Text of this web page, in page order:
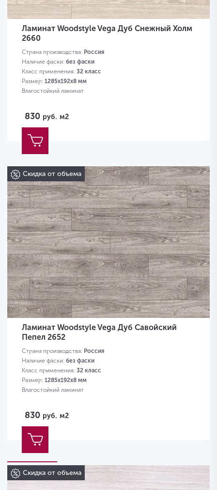
Ламинат Woodstyle Vega Дуб Снежный Холм
2660
Страна производства: Россия
Наличие фаски: без фаски
Класс применения: 32 класс
Размер: 1285х192х8 мм
Влагостойкий ламинат
830 руб. м2
Скидка от объема
Ламинат Woodstyle Vega Дуб Савойский
Пепел 2652
Страна производства: Россия
Наличие фаски: без фаски
Класс применения: 32 класс
Размер: 1285х192х8 мм
Влагостойкий ламинат
830 руб. м2
Скидка от объема